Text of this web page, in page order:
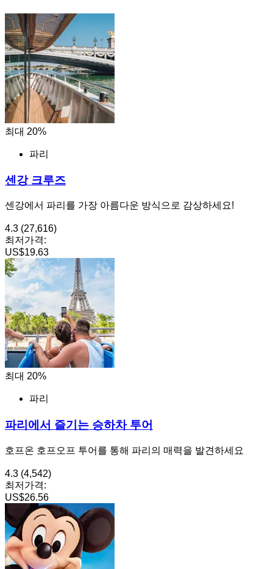
최대 20%
파리
센강 크루즈
센강에서 파리를 가장 아름다운 방식으로 감상하세요!
4.3 (27,616)
최저가격:
US$19.63
최대 20%
파리
파리에서 즐기는 승하차 투어
호프온 호프오프 투어를 통해 파리의 매력을 발견하세요
4.3 (4,542)
최저가격:
US$26.56